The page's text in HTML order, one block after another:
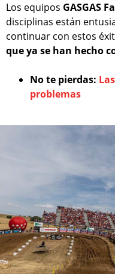
Los equipos GASGAS
disciplinas están
continuar con estos
que ya se han hecho
No te pierdas:
problemas